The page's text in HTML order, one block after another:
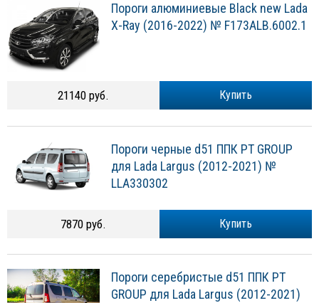
Пороги алюминиевые Black new Lada
X-Ray (2016-2022) № F173ALB.6002.1
Купить
21140 руб.
Пороги черные d51 ППК PT GROUP
для Lada Largus (2012-2021) №
LLA330302
Купить
7870 руб.
Пороги серебристые d51 ППК PT
GROUP для Lada Largus (2012-2021)